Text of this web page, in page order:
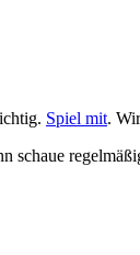
Spiel mit.